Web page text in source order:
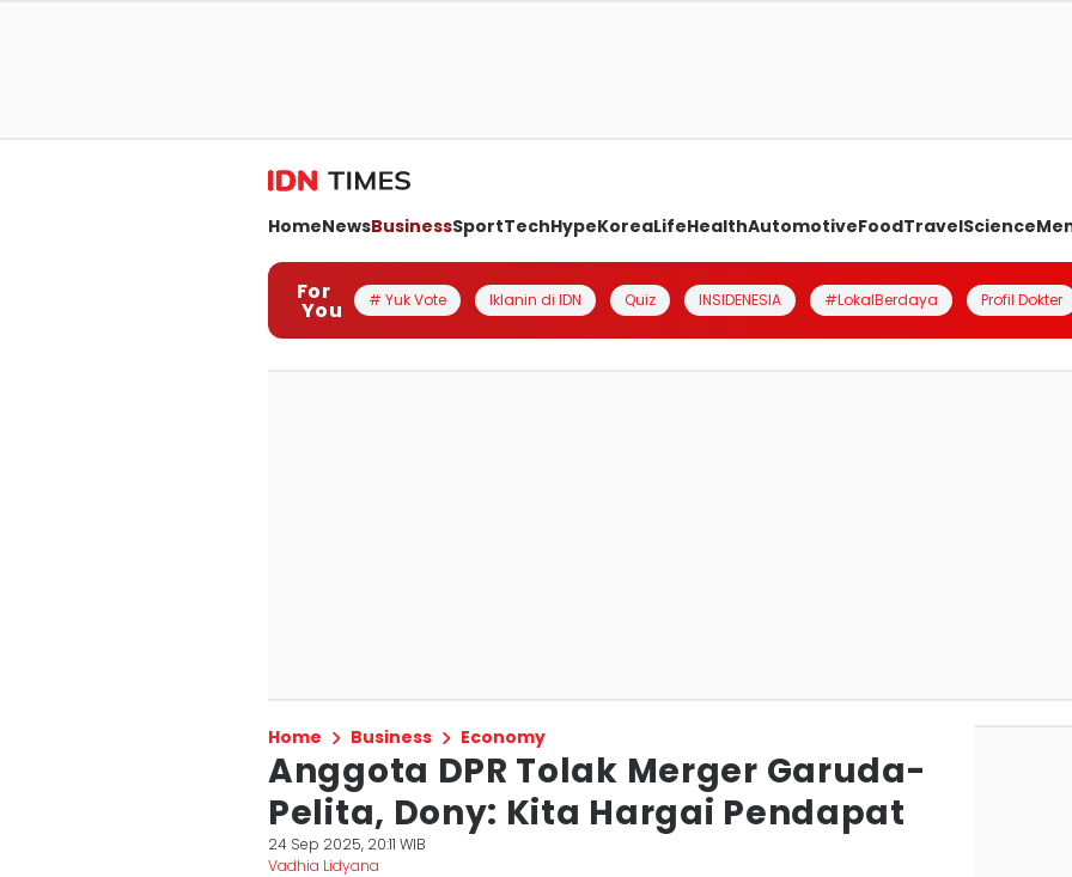
HomeNewsBusinessSportTechHypeKoreaLifeHealthAutomotiveFoodTravelScience
For
You # Yuk Vote Iklanin di IDN Quiz INSIDENESIA #LokalBerdaya Profil Dokter
Home Business Economy
Anggota DPR Tolak Merger Garuda-
Pelita, Dony: Kita Hargai Pendapat
24 Sep 2025, 20:11 WIB
Vadhia Lidyana